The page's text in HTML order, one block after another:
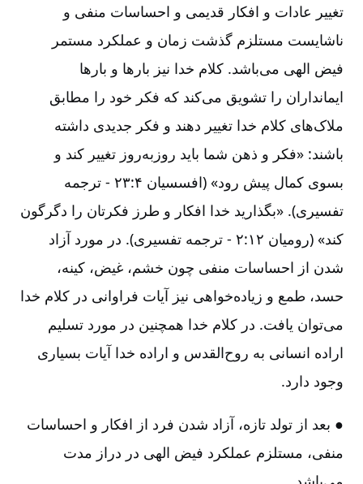
تغییر عادات و افکار قدیمی و احساسات منفی و
ناشایست مستلزم گذشت زمان و عملکرد مستمر
فیض الهی می‌باشد. کلام خدا نیز بارها و بارها
ایمانداران را تشویق می‌کند که فکر خود را مطابق
ملاک‌های کلام خدا تغییر دهند و فکر جدیدی داشته
باشند:‌ «فکر و ذهن شما باید روزبه‌روز تغییر کند و
بسوی کمال پیش رود» (افسسیان ۴:‏۲۳ - ترجمه
تفسیری‌). «بگذارید خدا افکار و طرز فکرتان را دگرگون
کند» (رومیان ۱۲:‏۲ - ترجمه تفسیری‌). در مورد آزاد
شدن از احساسات منفی چون خشم‌، غیض‌، کینه‌،
حسد، طمع و زیاده‌خواهی نیز آیات فراوانی در کلام خدا
می‌توان یافت‌. در کلام خدا همچنین در مورد تسلیم
اراده‌ انسانی به روح‌القدس و اراده خدا آیات بسیاری
وجود دارد.
● بعد از تولد تازه‌، آزاد شدن فرد از افکار و احساسات
منفی‌، مستلزم عملکرد فیض الهی در دراز مدت